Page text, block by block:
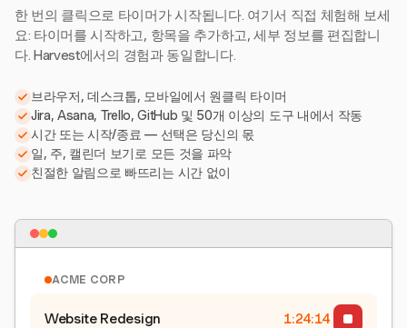
한 번의 클릭으로 타이머가 시작됩니다. 여기서 직접 체험해 보세
요: 타이머를 시작하고, 항목을 추가하고, 세부 정보를 편집합니
다. Harvest에서의 경험과 동일합니다.
브라우저, 데스크톱, 모바일에서 원클릭 타이머
Jira, Asana, Trello, GitHub 및 50개 이상의 도구 내에서 작동
시간 또는 시작/종료 — 선택은 당신의 몫
일, 주, 캘린더 보기로 모든 것을 파악
친절한 알림으로 빠뜨리는 시간 없이
ACME CORP
Website Redesign 1:24:15